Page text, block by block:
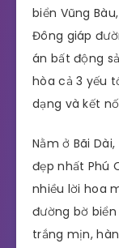
biển Vũng
Đông giáp
án bất động
hòa cả 3 yếu
dạng và kết
Nằm ở Bãi
đẹp nhất Phú
nhiều lời hoa
đường bờ
trắng mịn,